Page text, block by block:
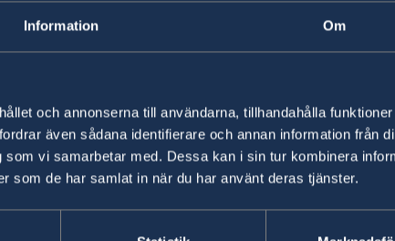
Information Om
och annonserna till användarna, tillhandahålla
även sådana identifierare och annan information från
vi samarbetar med. Dessa kan i sin tur kombinera
som de har samlat in när du har använt deras tjänster.
medborgarskap påverkas inte av att du flyttar
från Sverige. Du behåller även ditt svenska
uppehållstillstånd kan du vara borta från
Ska du vara borta längre måste
Sverige med uppehållstillstånd - Migrationsverket